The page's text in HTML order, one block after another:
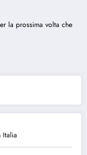
la prossima volta che